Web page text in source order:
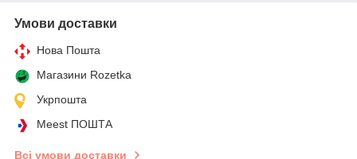
Умови доставки
Нова Пошта
Магазини Rozetka
Укрпошта
Meest ПОШТА
Всі умови доставки